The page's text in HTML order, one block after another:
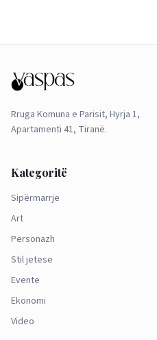
Rruga Komuna e Parisit, Hyrja 1,
Apartamenti 41, Tiranë.
Kategoritë
Sipërmarrje
Art
Personazh
Stil jetese
Evente
Ekonomi
Video